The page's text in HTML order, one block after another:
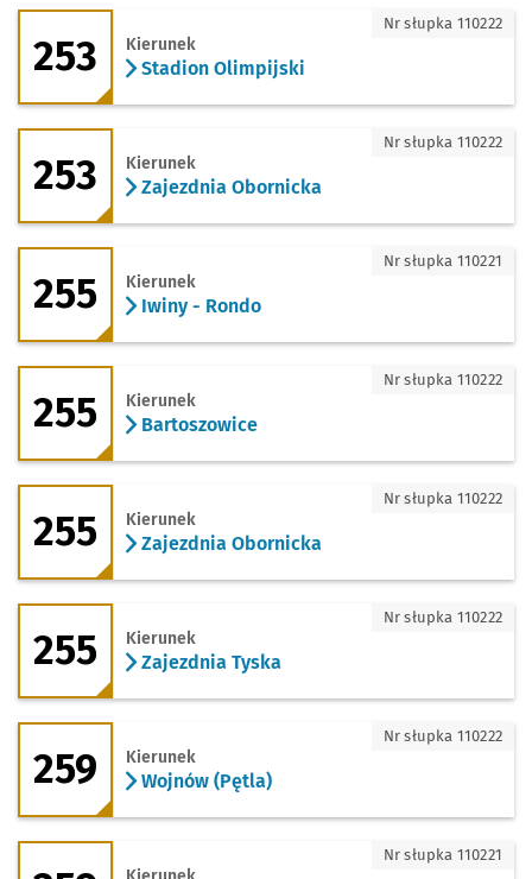
253 - kierunek Stadion Olimpijski
253 Kierunek
Stadion Olimpijski
Nr słupka 110222
253 - kierunek Zajezdnia Obornicka
253 Kierunek
Zajezdnia Obornicka
Nr słupka 110222
255 - kierunek Iwiny - Rondo
255 Kierunek
Iwiny - Rondo
Nr słupka 110221
255 - kierunek Bartoszowice
255 Kierunek
Bartoszowice
Nr słupka 110222
255 - kierunek Zajezdnia Obornicka
255 Kierunek
Zajezdnia Obornicka
Nr słupka 110222
255 - kierunek Zajezdnia Tyska
255 Kierunek
Zajezdnia Tyska
Nr słupka 110222
259 - kierunek Wojnów (Pętla)
259 Kierunek
Wojnów (Pętla)
Nr słupka 110222
259 - kierunek Zwycięska Nr słupka 110221